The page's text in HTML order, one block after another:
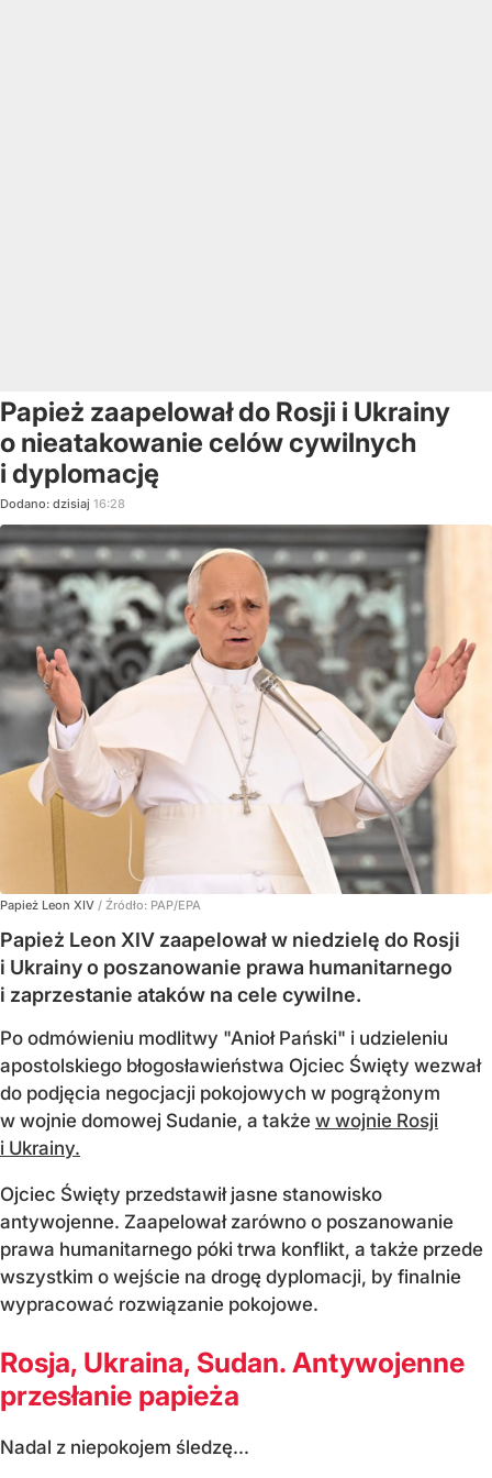
Papież zaapelował do Rosji i Ukrainy
o nieatakowanie celów cywilnych
i dyplomację
Dodano: dzisiaj 16:28
Papież Leon XIV / Źródło: PAP/EPA
Papież Leon XIV zaapelował w niedzielę do Rosji
i Ukrainy o poszanowanie prawa humanitarnego
i zaprzestanie ataków na cele cywilne.
Po odmówieniu modlitwy "Anioł Pański" i udzieleniu
apostolskiego błogosławieństwa Ojciec Święty wezwał
do podjęcia negocjacji pokojowych w pogrążonym
w wojnie domowej Sudanie, a także w wojnie Rosji
i Ukrainy.
Ojciec Święty przedstawił jasne stanowisko
antywojenne. Zaapelował zarówno o poszanowanie
prawa humanitarnego póki trwa konflikt, a także przede
wszystkim o wejście na drogę dyplomacji, by finalnie
wypracować rozwiązanie pokojowe.
Rosja, Ukraina, Sudan. Antywojenne
przesłanie papieża
Nadal z niepokojem śledzę...